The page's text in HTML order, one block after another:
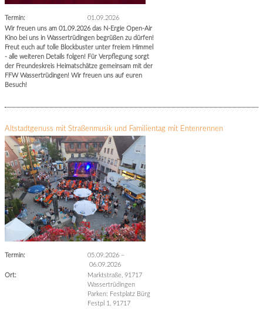
Termin:
01.09.2026
Wir freuen uns am 01.09.2026 das N-Ergie Open-Air
Kino bei uns in Wassertrüdingen begrüßen zu dürfen!
Freut euch auf tolle Blockbuster unter freiem Himmel
- alle weiteren Details folgen! Für Verpflegung sorgt
der Freundeskreis Heimatschätze gemeinsam mit der
FFW Wassertrüdingen! Wir freuen uns auf euren
Besuch!
Altstadtgenuss mit Straßenmusik und Familientag mit Entenrennen
Termin: 05.09.2026 –
06.09.2026
Ort:
Marktstraße, 91717
Wassertrüdingen
Parken: Festplatz Bürg
Festpl 1, 91717